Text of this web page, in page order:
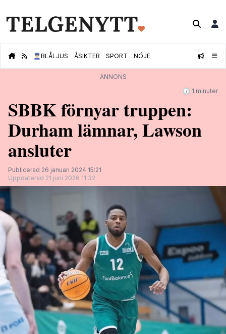
👮🏻‍♂️BLÅLJUS ÅSIKTER SPORT NÖJE
ANNONS
🕝 1 minuter
SBBK förnyar truppen:
Durham lämnar, Lawson
ansluter
Publicerad 26 januari 2024 15:21
Uppdaterad 21 juni 2026 11:32